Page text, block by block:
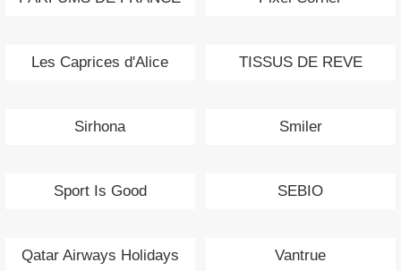
Les Caprices d'Alice TISSUS DE REVE
Sirhona Smiler
Sport Is Good SEBIO
Qatar Airways Holidays Vantrue